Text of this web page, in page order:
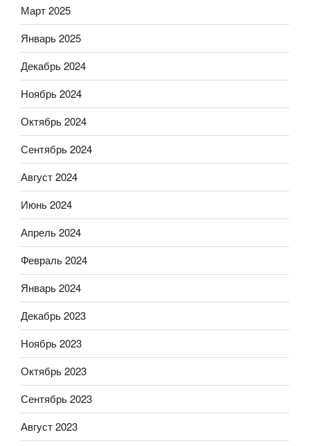
Март 2025
Январь 2025
Декабрь 2024
Ноябрь 2024
Октябрь 2024
Сентябрь 2024
Август 2024
Июнь 2024
Апрель 2024
Февраль 2024
Январь 2024
Декабрь 2023
Ноябрь 2023
Октябрь 2023
Сентябрь 2023
Август 2023